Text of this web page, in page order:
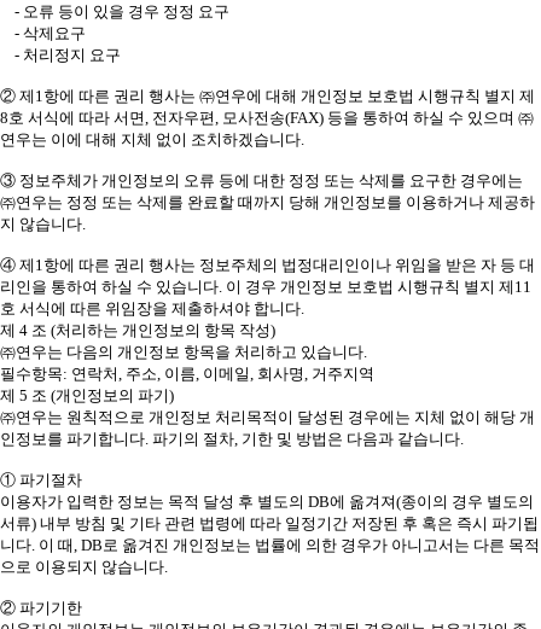
- 오류 등이 있을 경우 정정 요구
- 삭제요구
- 처리정지 요구
② 제1항에 따른 권리 행사는 ㈜연우에 대해 개인정보 보호법 시행규칙 별지 제
8호 서식에 따라 서면, 전자우편, 모사전송(FAX) 등을 통하여 하실 수 있으며 ㈜
연우는 이에 대해 지체 없이 조치하겠습니다.
③ 정보주체가 개인정보의 오류 등에 대한 정정 또는 삭제를 요구한 경우에는
㈜연우는 정정 또는 삭제를 완료할 때까지 당해 개인정보를 이용하거나 제공하
지 않습니다.
④ 제1항에 따른 권리 행사는 정보주체의 법정대리인이나 위임을 받은 자 등 대
리인을 통하여 하실 수 있습니다. 이 경우 개인정보 보호법 시행규칙 별지 제11
호 서식에 따른 위임장을 제출하셔야 합니다.
제 4 조 (처리하는 개인정보의 항목 작성)
㈜연우는 다음의 개인정보 항목을 처리하고 있습니다.
필수항목: 연락처, 주소, 이름, 이메일, 회사명, 거주지역
제 5 조 (개인정보의 파기)
㈜연우는 원칙적으로 개인정보 처리목적이 달성된 경우에는 지체 없이 해당 개
인정보를 파기합니다. 파기의 절차, 기한 및 방법은 다음과 같습니다.
① 파기절차
이용자가 입력한 정보는 목적 달성 후 별도의 DB에 옮겨져(종이의 경우 별도의
서류) 내부 방침 및 기타 관련 법령에 따라 일정기간 저장된 후 혹은 즉시 파기됩
니다. 이 때, DB로 옮겨진 개인정보는 법률에 의한 경우가 아니고서는 다른 목적
으로 이용되지 않습니다.
② 파기기한